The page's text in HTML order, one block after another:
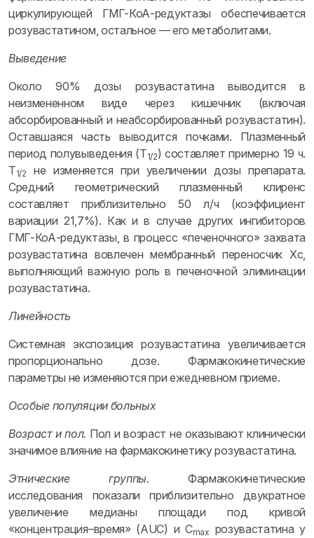
циркулирующей ГМГ-КоА-редуктазы обеспечивается
розувастатином, остальное — его метаболитами.
Выведение
Около 90% дозы розувастатина выводится в
неизмененном виде через кишечник (включая
абсорбированный и неабсорбированный розувастатин).
Оставшаяся часть выводится почками. Плазменный
период полувыведения (T1/2) составляет примерно 19 ч.
T1/2
не изменяется при увеличении дозы препарата.
Средний геометрический плазменный клиренс
составляет приблизительно 50 л/ч (коэффициент
вариации 21,7%). Как и в случае других ингибиторов
ГМГ-КоА-редуктазы, в процесс «печеночного» захвата
розувастатина вовлечен мембранный переносчик Хс,
выполняющий важную роль в печеночной элиминации
розувастатина.
Линейность
Системная экспозиция розувастатина увеличивается
пропорционально дозе. Фармакокинетические
параметры не изменяются при ежедневном приеме.
Особые популяции больных
Возраст и пол. Пол и возраст не оказывают клинически
значимое влияние на фармакокинетику розувастатина.
Этнические группы. Фармакокинетические
исследования показали приблизительно двукратное
увеличение медианы площади под кривой
«концентрация–время» (AUC) и Cmax розувастатина у